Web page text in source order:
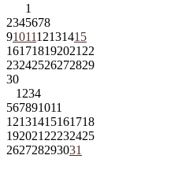
1
2345678
9101112131415
161718192021 22
23242526272829
30
1 234
567891011
12131415161718
192021 22232425
262728293031